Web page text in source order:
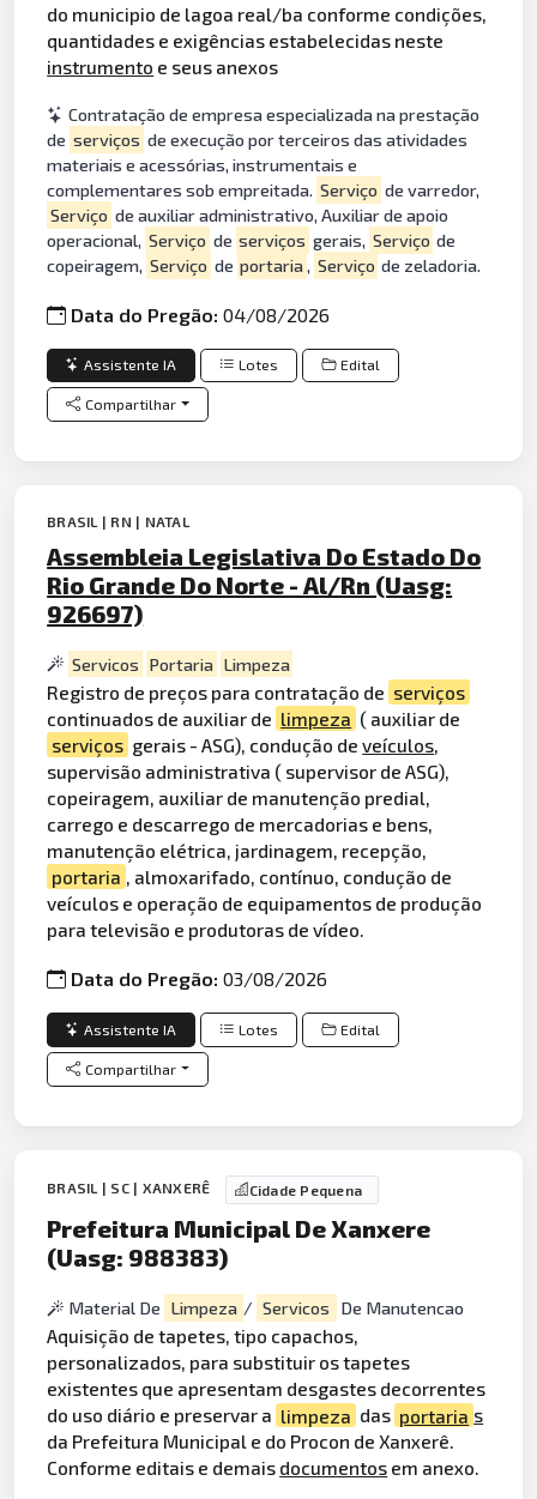
do municipio de lagoa real/ba conforme condições,
quantidades e exigências estabelecidas neste
instrumento e seus anexos
Contratação de empresa especializada na prestação
de serviços de execução por terceiros das atividades
materiais e acessórias, instrumentais e
complementares sob empreitada. Serviço de varredor,
Serviço de auxiliar administrativo, Auxiliar de apoio
operacional, Serviço de serviços gerais, Serviço de
copeiragem, Serviço de portaria, Serviço de zeladoria.
Data do Pregão:04/08/2026
Assistente IA Lotes Edital
Compartilhar
BRASIL | RN | NATAL
Assembleia Legislativa Do Estado Do
Rio Grande Do Norte - Al/Rn (Uasg:
926697)
Servicos Portaria Limpeza
Registro de preços para contratação de serviços
continuados de auxiliar de limpeza ( auxiliar de
serviços gerais - ASG), condução deveículos,
supervisão administrativa ( supervisor de ASG),
copeiragem, auxiliar de manutenção predial,
carrego e descarrego de mercadorias e bens,
manutenção elétrica, jardinagem, recepção,
portaria , almoxarifado, contínuo, condução de
veículos e operação de equipamentos de produção
para televisão e produtoras de vídeo.
Data do Pregão:03/08/2026
Assistente IA Lotes Edital
Compartilhar
BRASIL | SC | XANXERÊ Cidade Pequena
Prefeitura Municipal De Xanxere
(Uasg: 988383)
Material De Limpeza / Servicos De Manutencao
Aquisição de tapetes, tipo capachos,
personalizados, para substituir os tapetes
existentes que apresentam desgastes decorrentes
do uso diário e preservar a limpeza das portaria s
da Prefeitura Municipal e do Procon de Xanxerê.
Conforme editais e demais documentos em anexo.